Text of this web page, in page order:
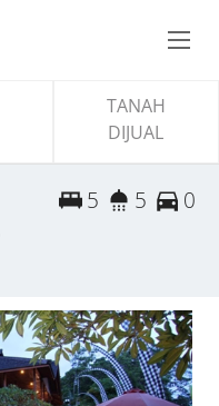
TANAH
DIJUAL
5 5 0